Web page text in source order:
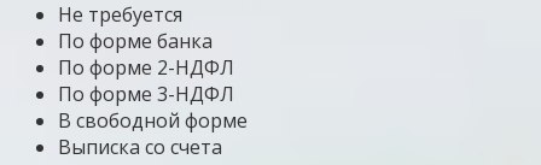
Не требуется
По форме банка
По форме 2-НДФЛ
По форме 3-НДФЛ
В свободной форме
Выписка со счета